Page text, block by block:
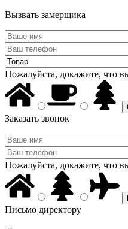
Вызвать замерщика
Пожалуйста, докажите, что
Заказать звонок
Пожалуйста, докажите, что
Письмо директору